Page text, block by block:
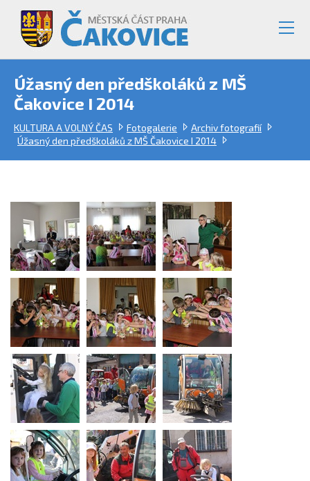
Úžasný den předškoláků z MŠ
Čakovice I 2014
KULTURA A VOLNÝ ČAS Fotogalerie
Archiv fotografií
Úžasný den předškoláků z MŠ Čakovice I 2014